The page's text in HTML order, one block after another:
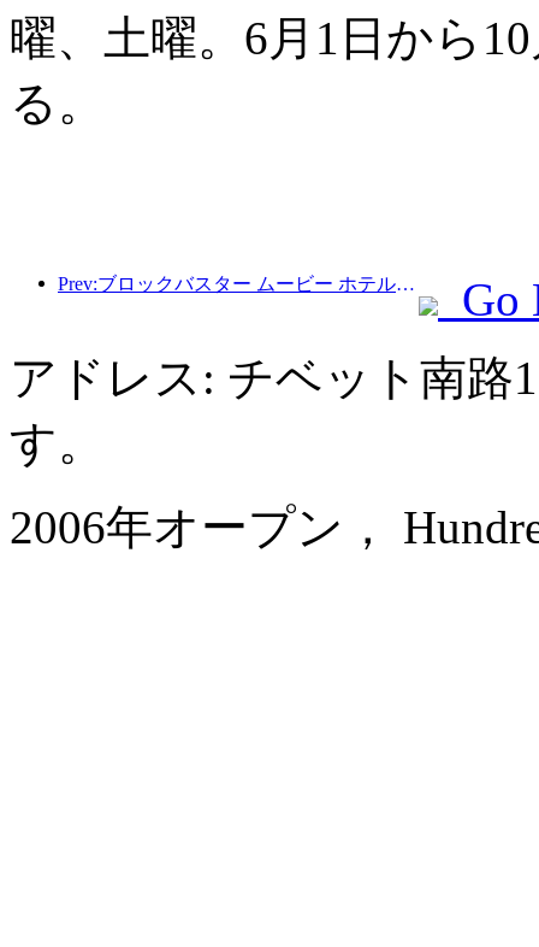
曜、土曜。6月1日から
る。
Prev:ブロックバスター ムービー ホテル: 映画文化と宿泊体験のクリエイティブな融合
Go
アドレス: チベット南路
す。
2006年オープン，